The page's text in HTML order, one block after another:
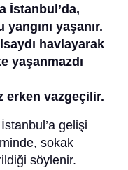
İstanbul’da,
yaşanır.
havlayarak
yaşanmazdı
erken vazgeçilir.
gelişi
sokak
söylenir.